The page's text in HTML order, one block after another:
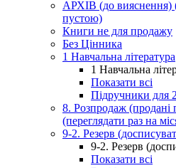
АРХІВ (до вияснення)
пустою)
Книги не для продажу
Без Цінника
1 Навчальна література
1 Навчальна
Показати всі
Підручники для
8. Розпродаж (продані
(переглядати раз на
9-2. Резерв
9-2. Резерв
Показати всі